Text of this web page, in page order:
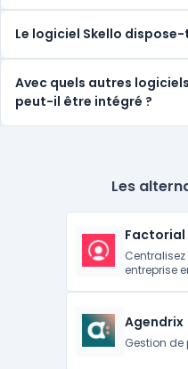
Le logiciel Skello
Avec quels autres
peut-il être intégré ?
Les
Factorial
entreprise
Agendrix
Gestion